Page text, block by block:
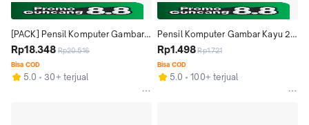
[PACK] Pensil Komputer Gambar
Kayu 2B Joyko P-108 1 Pak Isi 12
Drawing Pencil Pearl Color Murah
Rp18.348 Rp20.516
Bisa COD
5.0 30+ terjual
Pensil Komputer Gambar Kayu 2B
Joyko P-108 - Drawing Pencil
Pearl Color Murah
Rp1.498 Rp1.721
Bisa COD
5.0 100+ terjual